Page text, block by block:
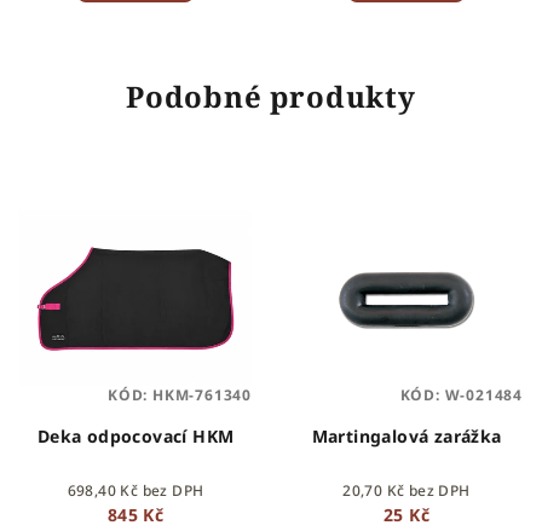
Podobné produkty
Deka odpocovací HKM
698,40 Kč bez DPH
845 Kč
KÓD: HKM-761340
Martingalová zarážka
20,70 Kč bez DPH
25 Kč
KÓD: W-021484